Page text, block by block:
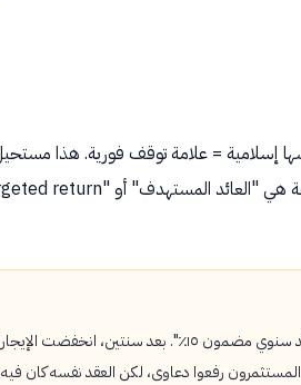
تصف نفسها إسلامية = علامة توقف فورية. هذا
منصة "ألف" (اسم افتراضي) أعلنت عام 2022 عن "عائد سنوي مضمون ١٥٪". بعد سنتين، انخفضت
رفعوا دعاوى، لكن العقد نفسه كان